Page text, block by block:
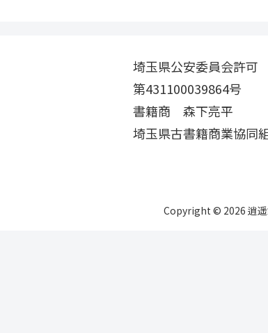
埼玉県公安委員会許可
第431100039864号
書籍商 森下亮平
埼玉県古書籍商業協同
Copyright © 2026 逍